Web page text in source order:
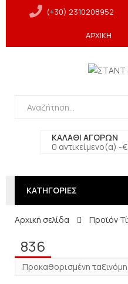
(+30) 2310208952
ΑΡΧΙΚΗ
ΚΑΛΑΘΙ ΑΓΟΡΩΝ
0 αντικείμενο(α) -€
ΚΑΤΗΓΟΡΙΕΣ
Αρχική σελίδα Προϊόν
836